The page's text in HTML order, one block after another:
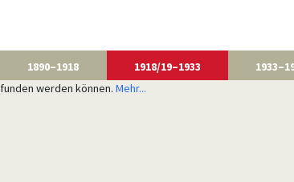
1890–1918 1918/19–1933
werden können. Mehr...